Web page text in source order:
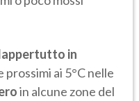
in
prossimi ai 5°C nelle
in alcune zone del